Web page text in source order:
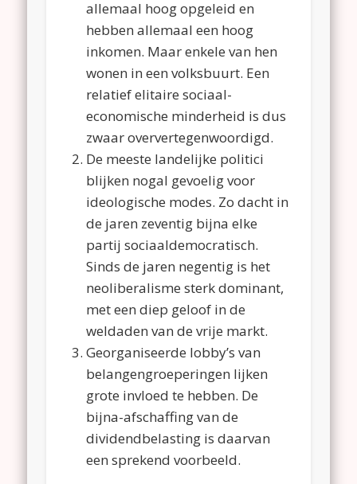
allemaal hoog opgeleid en
hebben allemaal een hoog
inkomen. Maar enkele van hen
wonen in een volksbuurt. Een
relatief elitaire sociaal-
economische minderheid is dus
zwaar oververtegenwoordigd.
De meeste landelijke politici
blijken nogal gevoelig voor
ideologische modes. Zo dacht in
de jaren zeventig bijna elke
partij sociaaldemocratisch.
Sinds de jaren negentig is het
neoliberalisme sterk dominant,
met een diep geloof in de
weldaden van de vrije markt.
Georganiseerde lobby’s van
belangengroeperingen lijken
grote invloed te hebben. De
bijna-afschaffing van de
dividendbelasting is daarvan
een sprekend voorbeeld.